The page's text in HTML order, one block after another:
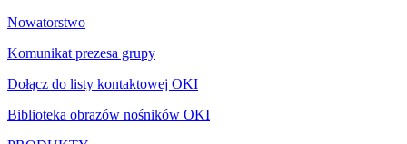
Nowatorstwo
Komunikat prezesa grupy
Dołącz do listy kontaktowej OKI
Biblioteka obrazów nośników OKI